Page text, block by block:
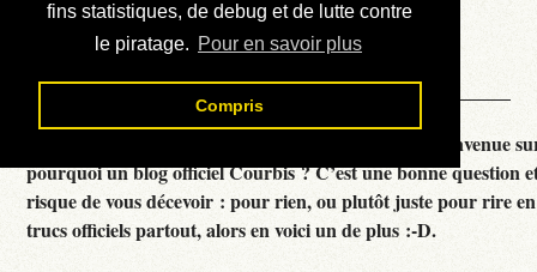
fins statistiques, de debug et de lutte contre
le piratage. Pour en savoir plus
Compris
Téléchargement
Contact
Courbis, « LE » Blog Officiel - je vous souhaite la bienvenue
pourquoi un blog officiel Courbis ? C’est une bonne question
risque de vous décevoir : pour rien, ou plutôt juste pour rire
trucs officiels partout, alors en voici un de plus :-D.